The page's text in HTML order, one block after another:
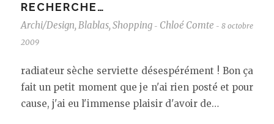
RECHERCHE…
Archi/Design, Blablas, Shopping - Chloé Comte - 8 octobre
2009
radiateur sèche serviette désespérément ! Bon ça
fait un petit moment que je n'ai rien posté et pour
cause, j'ai eu l'immense plaisir d'avoir de…